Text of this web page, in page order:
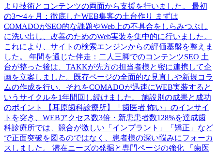
より技術とコンテンツの両面から支援を行いました。 最初
の3〜4ヶ月：徹底したWEB集客の土台作り まずは
COMADOがSEO的な課題やWeb上の不具合をしらみつぶし
に洗い出し、改善のためのWeb実装を集中的に行いました。
これにより、サイトの検索エンジンからの評価基盤を整えま
した。 年間を通じた伴走：二人三脚でのコンテンツSEO 土
台が整った後は、TAKKが先方の担当者様と密に連携して企
画を立案しました。既存ページの全面的な見直しや新規コラ
ムの作成を行い、それをCOMADOが迅速にWEB実装すると
いうサイクルを1年間回し続けました。 施設別の成果と成功
のポイント 【耳原歯科診療所】「歯医者 怖い」のインサイ
トを突き、WEBアクセス数3倍・新患患者数128%を達成歯
科診療所では、競合が激しい「インプラント」「矯正」など
で正面突破を図るのではなく、患者様の深い悩みにフォーカ
スしました。 潜在ニーズの発掘と専門ページの強化 「歯医